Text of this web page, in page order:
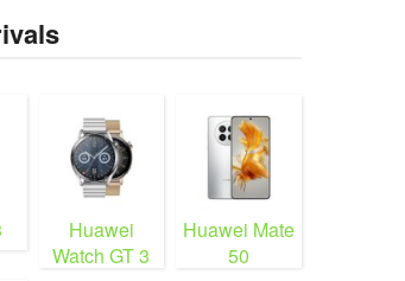
Huawei
Watch GT 3
Huawei Mate
50